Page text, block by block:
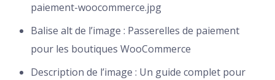
paiement-woocommerce.jpg
Balise alt de l’image : Passerelles de paiement
pour les boutiques WooCommerce
Description de l’image : Un guide complet pour